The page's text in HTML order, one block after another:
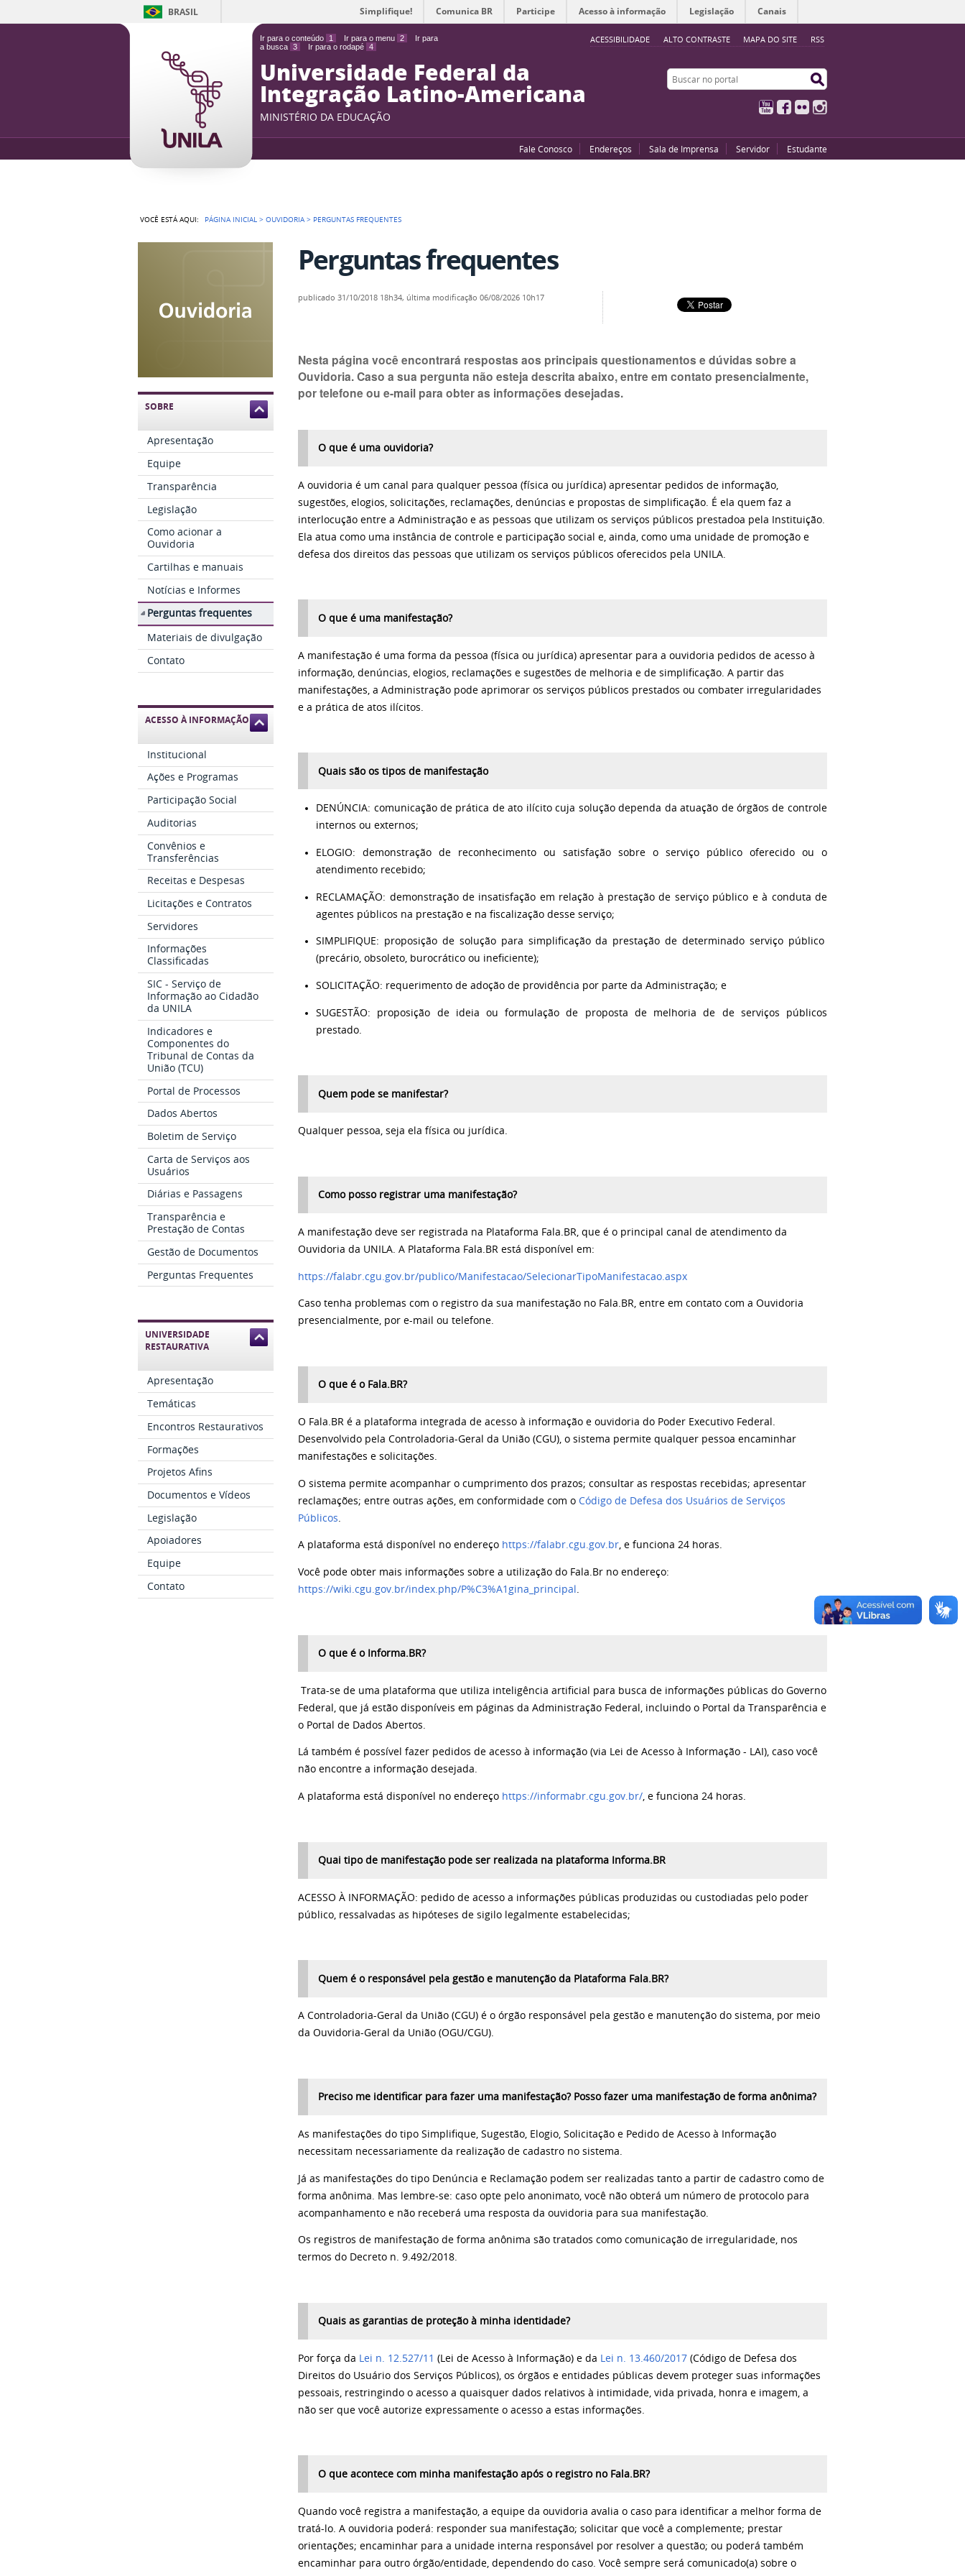
Ir para o conteúdo 1 Ir para o menu 2
Ir para
a busca 3 Ir para o rodapé 4
ACESSIBILIDADE ALTO CONTRASTE MAPA DO SITE RSS
BRASIL Simplifique! Comunica BR Participe Acesso à informação Legislação Canais
Universidade Federal da
Integração Latino-Americana
MINISTÉRIO DA EDUCAÇÃO
Buscar no portal
YouTubeFacebook
Flickr
Fale Conosco Endereços Sala de Imprensa Servidor Estudante
VOCÊ ESTÁ AQUI: PÁGINA INICIAL >OUVIDORIA > PERGUNTAS FREQUENTES
SOBRE
Apresentação
Equipe
Transparência
Legislação
Como acionar a
Ouvidoria
Cartilhas e manuais
Notícias e Informes
Perguntas frequentes
Materiais de divulgação
Contato
ACESSO À INFORMAÇÃO
Institucional
Ações e Programas
Participação Social
Auditorias
Convênios e
Transferências
Receitas e Despesas
Licitações e Contratos
Servidores
Informações
Classificadas
SIC - Serviço de
Informação ao Cidadão
da UNILA
Indicadores e
Componentes do
Tribunal de Contas da
União (TCU)
Portal de Processos
Dados Abertos
Boletim de Serviço
Carta de Serviços aos
Usuários
Diárias e Passagens
Transparência e
Prestação de Contas
Gestão de Documentos
Perguntas Frequentes
UNIVERSIDADE
RESTAURATIVA
Apresentação
Temáticas
Encontros Restaurativos
Formações
Projetos Afins
Documentos e Vídeos
Legislação
Apoiadores
Equipe
Contato
Perguntas frequentes
publicado 31/10/2018 18h34, última modificação 06/08/2026 10h17
Nesta página você encontrará respostas aos principais questionamentos e dúvidas sobre a
Ouvidoria. Caso a sua pergunta não esteja descrita abaixo, entre em contato presencialmente,
por telefone ou e-mail para obter as informações desejadas.
O que é uma ouvidoria?
A ouvidoria é um canal para qualquer pessoa (física ou jurídica) apresentar pedidos de informação,
sugestões, elogios, solicitações, reclamações, denúncias e propostas de simplificação. É ela quem faz a
interlocução entre a Administração e as pessoas que utilizam os serviços públicos prestadoa pela Instituição.
Ela atua como uma instância de controle e participação social e, ainda, como uma unidade de promoção e
defesa dos direitos das pessoas que utilizam os serviços públicos oferecidos pela UNILA.
O que é uma manifestação?
A manifestação é uma forma da pessoa (física ou jurídica) apresentar para a ouvidoria pedidos de acesso à
informação, denúncias, elogios, reclamações e sugestões de melhoria e de simplificação. A partir das
manifestações, a Administração pode aprimorar os serviços públicos prestados ou combater irregularidades
e a prática de atos ilícitos.
Quais são os tipos de manifestação
DENÚNCIA: comunicação de prática de ato ilícito cuja solução dependa da atuação de órgãos de controle
internos ou externos;
ELOGIO: demonstração de reconhecimento ou satisfação sobre o serviço público oferecido ou o
atendimento recebido;
RECLAMAÇÃO: demonstração de insatisfação em relação à prestação de serviço público e à conduta de
agentes públicos na prestação e na fiscalização desse serviço;
SIMPLIFIQUE: proposição de solução para simplificação da prestação de determinado serviço público
(precário, obsoleto, burocrático ou ineficiente);
SOLICITAÇÃO: requerimento de adoção de providência por parte da Administração; e
SUGESTÃO: proposição de ideia ou formulação de proposta de melhoria de de serviços públicos
prestado.
Quem pode se manifestar?
Qualquer pessoa, seja ela física ou jurídica.
Como posso registrar uma manifestação?
A manifestação deve ser registrada na Plataforma Fala.BR, que é o principal canal de atendimento da
Ouvidoria da UNILA. A Plataforma Fala.BR está disponível em:
https://falabr.cgu.gov.br/publico/Manifestacao/SelecionarTipoManifestacao.aspx
Caso tenha problemas com o registro da sua manifestação no Fala.BR, entre em contato com a Ouvidoria
presencialmente, por e-mail ou telefone.
O que é o Fala.BR?
O Fala.BR é a plataforma integrada de acesso à informação e ouvidoria do Poder Executivo Federal.
Desenvolvido pela Controladoria-Geral da União (CGU), o sistema permite qualquer pessoa encaminhar
manifestações e solicitações.
O sistema permite acompanhar o cumprimento dos prazos; consultar as respostas recebidas; apresentar
reclamações; entre outras ações, em conformidade com oCódigo de Defesa dos Usuários de Serviços
Públicos.
A plataforma está disponível no endereço https://falabr.cgu.gov.br, e funciona 24 horas.
Você pode obter mais informações sobre a utilização do Fala.Br no endereço:
https://wiki.cgu.gov.br/index.php/P%C3%A1gina_principal.
O que é o Informa.BR?
Trata-se de uma plataforma que utiliza inteligência artificial para busca de informações públicas do Governo
Federal, que já estão disponíveis em páginas da Administração Federal, incluindo o Portal da Transparência e
o Portal de Dados Abertos.
Lá também é possível fazer pedidos de acesso à informação (via Lei de Acesso à Informação - LAI), caso você
não encontre a informação desejada.
A plataforma está disponível no endereço https://informabr.cgu.gov.br/, e funciona 24 horas.
Quai tipo de manifestação pode ser realizada na plataforma Informa.BR
ACESSO À INFORMAÇÃO: pedido de acesso a informações públicas produzidas ou custodiadas pelo poder
público, ressalvadas as hipóteses de sigilo legalmente estabelecidas;
Quem é o responsável pela gestão e manutenção da Plataforma Fala.BR?
A Controladoria-Geral da União (CGU) é o órgão responsável pela gestão e manutenção do sistema, por meio
da Ouvidoria-Geral da União (OGU/CGU).
Preciso me identificar para fazer uma manifestação? Posso fazer uma manifestação de forma anônima?
As manifestações do tipo Simplifique, Sugestão, Elogio, Solicitação e Pedido de Acesso à Informação
necessitam necessariamente da realização de cadastro no sistema.
Já as manifestações do tipo Denúncia e Reclamação podem ser realizadas tanto a partir de cadastro como de
forma anônima. Mas lembre-se: caso opte pelo anonimato, você não obterá um número de protocolo para
acompanhamento e não receberá uma resposta da ouvidoria para sua manifestação.
Os registros de manifestação de forma anônima são tratados como comunicação de irregularidade, nos
termos do Decreto n. 9.492/2018.
Quais as garantias de proteção à minha identidade?
Por força da Lei n. 12.527/11 (Lei de Acesso à Informação) e da Lei n. 13.460/2017 (Código de Defesa dos
Direitos do Usuário dos Serviços Públicos), os órgãos e entidades públicas devem proteger suas informações
pessoais, restringindo o acesso a quaisquer dados relativos à intimidade, vida privada, honra e imagem, a
não ser que você autorize expressamente o acesso a estas informações.
O que acontece com minha manifestação após o registro no Fala.BR?
Quando você registra a manifestação, a equipe da ouvidoria avalia o caso para identificar a melhor forma de
tratá-lo. A ouvidoria poderá: responder sua manifestação; solicitar que você a complemente; prestar
orientações; encaminhar para a unidade interna responsável por resolver a questão; ou poderá também
encaminhar para outro órgão/entidade, dependendo do caso. Você sempre será comunicado(a) sobre o